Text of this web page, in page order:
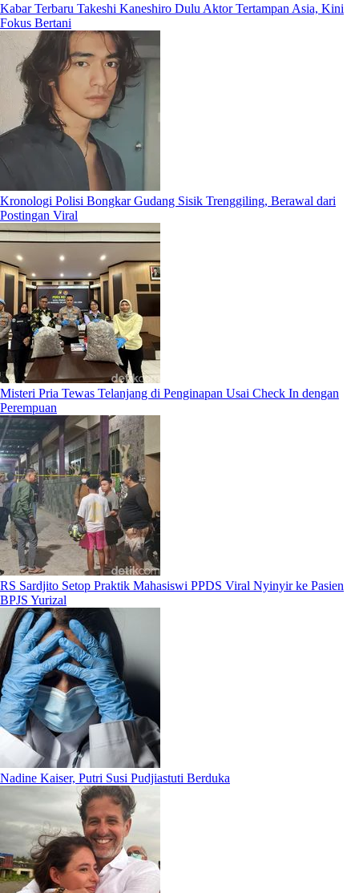
Kabar Terbaru Takeshi Kaneshiro Dulu Aktor Tertampan Asia, Kini
Fokus Bertani
Kronologi Polisi Bongkar Gudang Sisik Trenggiling, Berawal dari
Postingan Viral
Misteri Pria Tewas Telanjang di Penginapan Usai Check In dengan
Perempuan
RS Sardjito Setop Praktik Mahasiswi PPDS Viral Nyinyir ke Pasien
BPJS Yurizal
Nadine Kaiser, Putri Susi Pudjiastuti Berduka